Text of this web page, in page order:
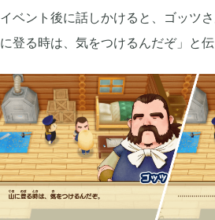
イベント後に話しかけると、ゴッツ
に登る時は、気をつけるんだぞ」と伝